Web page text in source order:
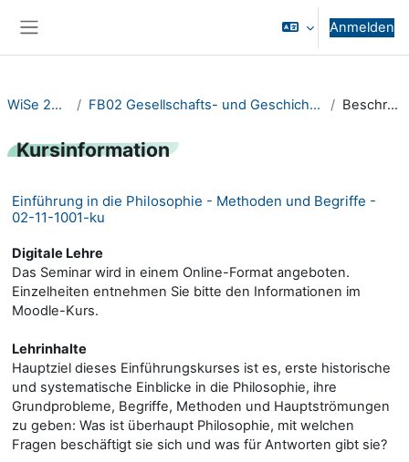
Anmelden
WiSe 2020/21 FB02 Gesellschafts- und Geschichtswissenschaften Beschreibung
Kursinformation
Einführung in die Philosophie - Methoden und Begriffe -
02-11-1001-ku
Digitale Lehre
Das Seminar wird in einem Online-Format angeboten.
Einzelheiten entnehmen Sie bitte den Informationen im
Moodle-Kurs.
Lehrinhalte
Hauptziel dieses Einführungskurses ist es, erste historische
und systematische Einblicke in die Philosophie, ihre
Grundprobleme, Begriffe, Methoden und Hauptströmungen
zu geben: Was ist überhaupt Philosophie, mit welchen
Fragen beschäftigt sie sich und was für Antworten gibt sie?